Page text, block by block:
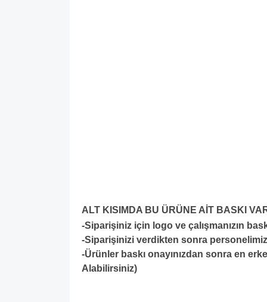
ALT KISIMDA BU ÜRÜNE AİT BASKI
-Siparişiniz için logo ve çalışmanızın
-Siparişinizi verdikten sonra
-Ürünler baskı onayınızdan sonra en
Alabilirsiniz)